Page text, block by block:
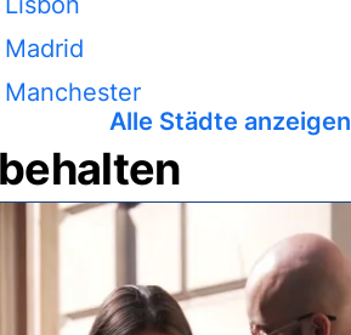
Madrid
Manchester
Alle Städte anzeigen